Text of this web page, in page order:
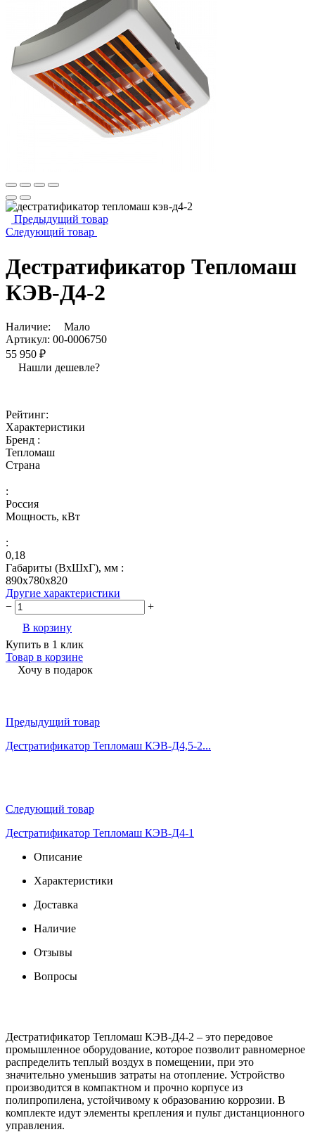
Предыдущий товар
Следующий товар
Дестратификатор Тепломаш
КЭВ-Д4-2
Наличие:
Мало
Артикул: 00-0006750
55 950 ₽
Нашли дешевле?
Рейтинг:
Характеристики
Бренд :
Тепломаш
Страна
:
Россия
Мощность, кВт
:
0,18
Габариты (ВхШхГ), мм :
890х780х820
Другие характеристики
−
+
В корзину
Купить в 1 клик
Товар в корзине
Хочу в подарок
Предыдущий товар
Дестратификатор Тепломаш КЭВ-Д4,5-2...
Следующий товар
Дестратификатор Тепломаш КЭВ-Д4-1
Описание
Характеристики
Доставка
Наличие
Отзывы
Вопросы
Дестратификатор Тепломаш КЭВ-Д4-2 – это передовое
промышленное оборудование, которое позволит равномерное
распределить теплый воздух в помещении, при это
значительно уменьшив затраты на отопление. Устройство
производится в компактном и прочно корпусе из
полипропилена, устойчивому к образованию коррозии. В
комплекте идут элементы крепления и пульт дистанционного
управления.